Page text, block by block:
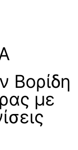
Βορίδη
με